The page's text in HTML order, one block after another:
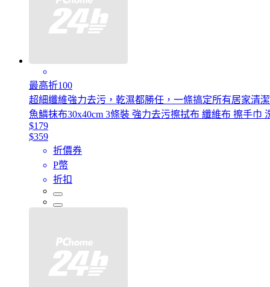
最高折100
超細纖維強力去污，乾濕都勝任，一條搞定所有居家清潔
魚鱗抹布30x40cm 3條裝 強力去污擦拭布 纖維布 擦手巾
$179
$359
折價券
P幣
折扣